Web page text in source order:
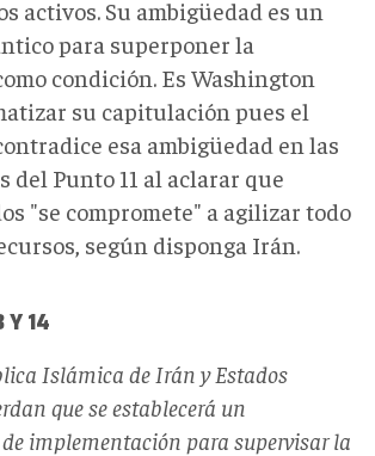
activos. Su ambigüedad es un
para superponer la
condición. Es Washington
su capitulación pues el
esa ambigüedad en las
del Punto 11 al aclarar que
"se compromete" a agilizar todo
según disponga Irán.
Y 14
Islámica de Irán y Estados
que se establecerá un
implementación para supervisar la